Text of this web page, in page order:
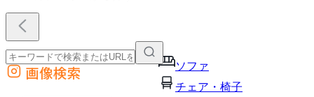
ソファ
チェア・椅子
外部サイトの商品をカートに追加
他のサイトで見つけた商品ページのURLを貼り付けて、カートに追加できます
画像検索